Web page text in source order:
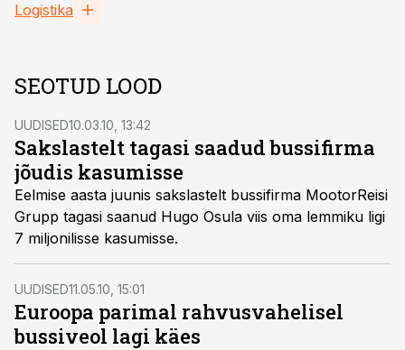
Logistika
SEOTUD LOOD
UUDISED10.03.10, 13:42
Sakslastelt tagasi saadud bussifirma
jõudis kasumisse
Eelmise aasta juunis sakslastelt bussifirma MootorReisi
Grupp tagasi saanud Hugo Osula viis oma lemmiku ligi
7 miljonilisse kasumisse.
UUDISED11.05.10, 15:01
Euroopa parimal rahvusvahelisel
bussiveol lagi käes